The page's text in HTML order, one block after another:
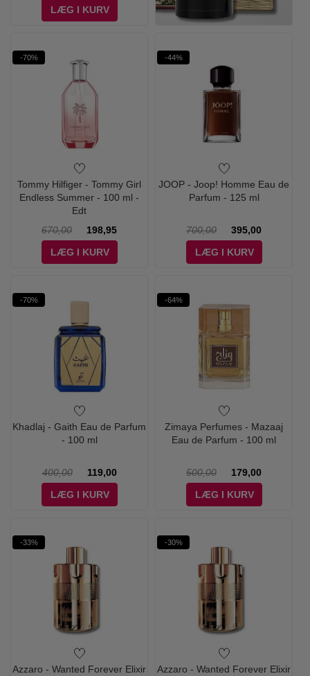
LÆG I KURV
-70%
Tommy Hilfiger - Tommy Girl
Endless Summer - 100 ml -
Edt
670,00
198,95
LÆG I KURV
-44%
JOOP - Joop! Homme Eau de
Parfum - 125 ml
700,00
395,00
LÆG I KURV
-70%
Khadlaj - Gaith Eau de Parfum
- 100 ml
400,00
119,00
LÆG I KURV
-64%
Zimaya Perfumes - Mazaaj
Eau de Parfum - 100 ml
500,00
179,00
LÆG I KURV
-33%
Azzaro - Wanted Forever Elixir
-30%
Azzaro - Wanted Forever Elixir